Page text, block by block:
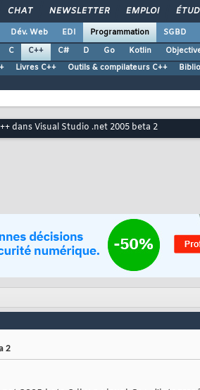
CHAT NEWSLETTER EMPLOI
Dév. Web EDI Programmation SGBD
C C++ C# D Go Kotlin
Livres C++ Outils & compilateurs C++
dans Visual Studio .net 2005 beta 2
2